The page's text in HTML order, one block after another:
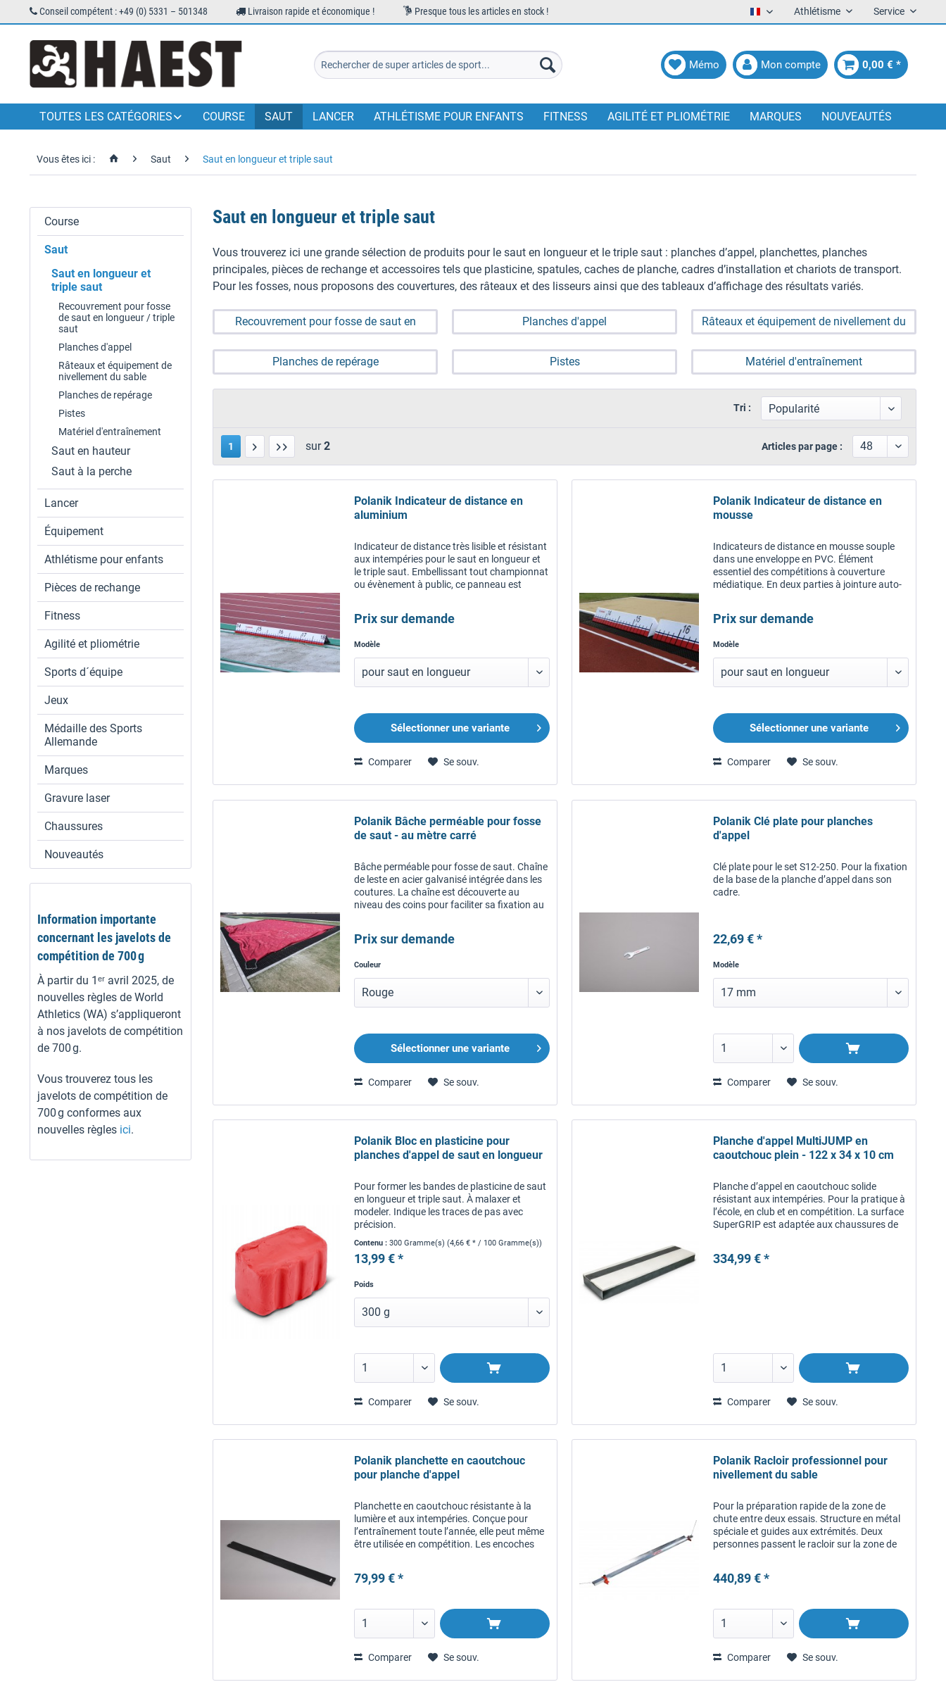
Conseil compétent : +49 (0) 5331 – 501348 Livraison rapide et économique ! Presque tous les articles en stock ! FrancaisAthlétisme Service
Mémo Mon compte 0,00 € *
TOUTES LES CATÉGORIES COURSE SAUT LANCER ATHLÉTISME POUR ENFANTS FITNESS AGILITÉ ET PLIOMÉTRIE MARQUES NOUVEAUTÉS
Vous êtes ici : Saut Saut en longueur et triple saut
Course
Saut
Saut en longueur et
triple saut
Recouvrement pour fosse
de saut en longueur / triple
saut
Planches d'appel
Râteaux et équipement de
nivellement du sable
Planches de repérage
Pistes
Matériel d'entraînement
Saut en hauteur
Saut à la perche
Lancer
Équipement
Athlétisme pour enfants
Pièces de rechange
Fitness
Agilité et pliométrie
Sports d´équipe
Jeux
Médaille des Sports
Allemande
Marques
Gravure laser
Chaussures
Nouveautés
Information importante
concernant les javelots de
compétition de 700 g
À partir du 1ᵉʳ avril 2025, de
nouvelles règles de World
Athletics (WA) s’appliqueront
à nos javelots de compétition
de 700 g.
Vous trouverez tous les
javelots de compétition de
700 g conformes aux
nouvelles règles ici.
Saut en longueur et triple saut
Vous trouverez ici une grande sélection de produits pour le saut en longueur et le triple saut : planches d’appel, planchettes, planches
principales, pièces de rechange et accessoires tels que plasticine, spatules, caches de planche, cadres d’installation et chariots de transport.
Pour les fosses, nous proposons des couvertures, des râteaux et des lisseurs ainsi que des tableaux d’affichage des résultats variés.
Recouvrement pour fosse de saut en
longueur / triple saut
Planches d'appel
Râteaux et équipement de nivellement du
sable
Planches de repérage
Pistes Matériel d'entraînement
Tri :
1 sur2 Articles par page :
Polanik Indicateur de distance en
aluminium
Indicateur de distance très lisible et résistant
aux intempéries pour le saut en longueur et
le triple saut. Embellissant tout championnat
ou évènement à public, ce panneau est
Prix sur demande
Modèle
Sélectionner une variante
Comparer Se souv.
Polanik Indicateur de distance en
mousse
Indicateurs de distance en mousse souple
dans une enveloppe en PVC. Élément
essentiel des compétitions à couverture
médiatique. En deux parties à jointure auto-
Prix sur demande
Modèle
Sélectionner une variante
Comparer Se souv.
Polanik Bâche perméable pour fosse
de saut - au mètre carré
Bâche perméable pour fosse de saut. Chaîne
de leste en acier galvanisé intégrée dans les
coutures. La chaîne est découverte au
niveau des coins pour faciliter sa fixation au
Prix sur demande
Couleur
Sélectionner une variante
Comparer Se souv.
Polanik Clé plate pour planches
d'appel
Clé plate pour le set S12-250. Pour la fixation
de la base de la planche d’appel dans son
cadre.
22,69 € *
Modèle
Comparer Se souv.
Polanik Bloc en plasticine pour
planches d'appel de saut en longueur
Pour former les bandes de plasticine de saut
en longueur et triple saut. À malaxer et
modeler. Indique les traces de pas avec
précision.
Contenu :300 Gramme(s)(4,66 € * / 100 Gramme(s))
13,99 € *
Poids
Comparer Se souv.
Planche d'appel MultiJUMP en
caoutchouc plein - 122 x 34 x 10 cm
Planche d’appel en caoutchouc solide
résistant aux intempéries. Pour la pratique à
l’école, en club et en compétition. La surface
SuperGRIP est adaptée aux chaussures de
334,99 € *
Comparer Se souv.
Polanik planchette en caoutchouc
pour planche d'appel
Planchette en caoutchouc résistante à la
lumière et aux intempéries. Conçue pour
l’entraînement toute l’année, elle peut même
être utilisée en compétition. Les encoches
79,99 € *
Comparer Se souv.
Polanik Racloir professionnel pour
nivellement du sable
Pour la préparation rapide de la zone de
chute entre deux essais. Structure en métal
spéciale et guides aux extrémités. Deux
personnes passent le racloir sur la zone de
440,89 € *
Comparer Se souv.